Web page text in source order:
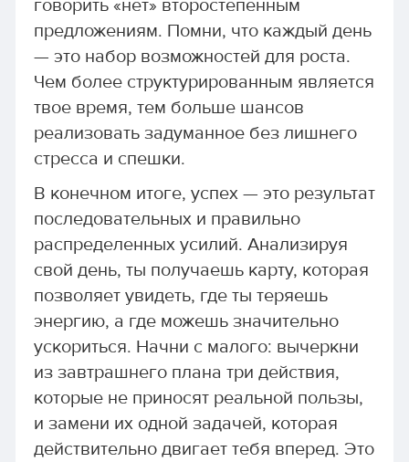
говорить «нет» второстепенным
предложениям. Помни, что каждый день
— это набор возможностей для роста.
Чем более структурированным является
твое время, тем больше шансов
реализовать задуманное без лишнего
стресса и спешки.
В конечном итоге, успех — это результат
последовательных и правильно
распределенных усилий. Анализируя
свой день, ты получаешь карту, которая
позволяет увидеть, где ты теряешь
энергию, а где можешь значительно
ускориться. Начни с малого: вычеркни
из завтрашнего плана три действия,
которые не приносят реальной пользы,
и замени их одной задачей, которая
действительно двигает тебя вперед. Это